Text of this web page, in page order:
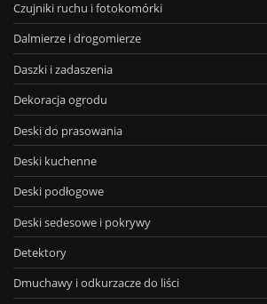
Czujniki ruchu i fotokomórki
Dalmierze i drogomierze
Daszki i zadaszenia
Dekoracja ogrodu
Deski do prasowania
Deski kuchenne
Deski podłogowe
Deski sedesowe i pokrywy
Detektory
Dmuchawy i odkurzacze do liści